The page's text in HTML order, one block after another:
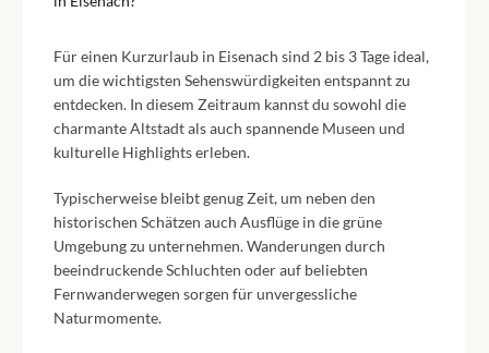
Für einen Kurzurlaub in Eisenach sind 2 bis 3 Tage ideal,
um die wichtigsten Sehenswürdigkeiten entspannt zu
entdecken. In diesem Zeitraum kannst du sowohl die
charmante Altstadt als auch spannende Museen und
kulturelle Highlights erleben.
Typischerweise bleibt genug Zeit, um neben den
historischen Schätzen auch Ausflüge in die grüne
Umgebung zu unternehmen. Wanderungen durch
beeindruckende Schluchten oder auf beliebten
Fernwanderwegen sorgen für unvergessliche
Naturmomente.